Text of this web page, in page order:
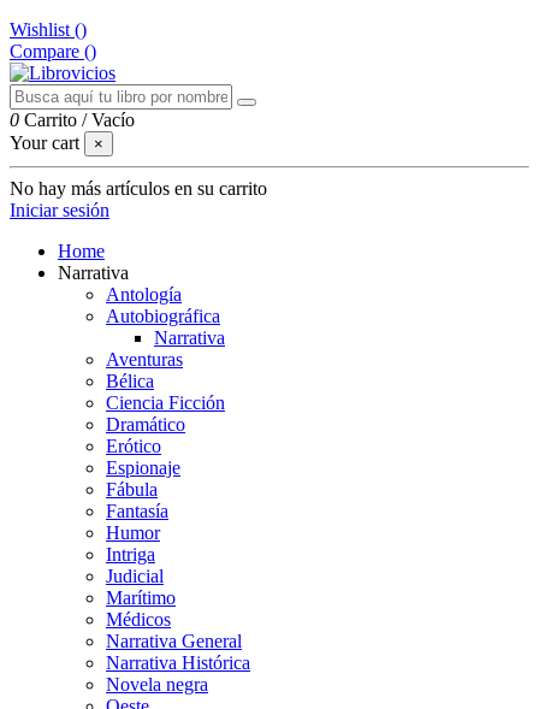
Wishlist ()
Compare ()
0 Carrito /Vacío
Your cart
×
No hay más artículos en su carrito
Iniciar sesión
Home
Narrativa
Antología
Autobiográfica
Narrativa
Aventuras
Bélica
Ciencia Ficción
Dramático
Erótico
Espionaje
Fábula
Fantasía
Humor
Intriga
Judicial
Marítimo
Médicos
Narrativa General
Narrativa Histórica
Novela negra